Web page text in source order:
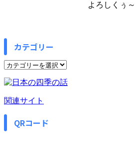
よろしくぅ～
カテゴリー
カ
ゴ
リ
ー
関連サイト
QRコード